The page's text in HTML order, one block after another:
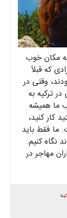
مکان خوب
که قبلاً
وقتی در
ترکیه به
ما همیشه
کار کنید،
ما فقط باید
نگاه کنیم.
مهاجر در